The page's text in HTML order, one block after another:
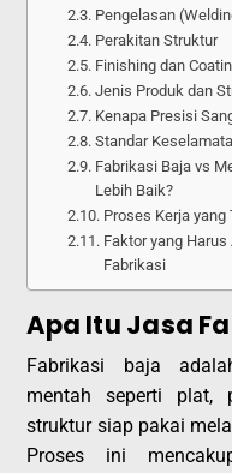
Pengelasan
Perakitan Struktur
Finishing dan
Jenis Produk dan
Kenapa Presisi
Standar
Fabrikasi Baja vs
Lebih Baik?
Proses Kerja
Faktor yang
Fabrikasi
Apa Itu Jasa
Fabrikasi baja
mentah seperti plat,
struktur siap pakai
Proses ini